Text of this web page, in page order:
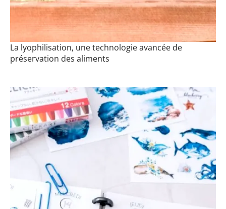
La lyophilisation, une technologie avancée de
préservation des aliments